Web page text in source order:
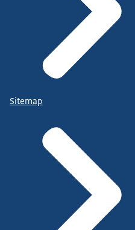
Sitemap